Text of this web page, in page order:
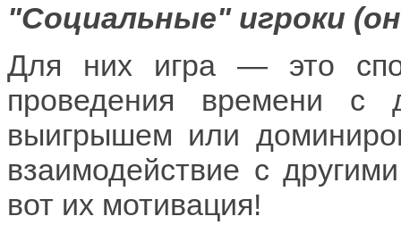
"Социальные" игроки
Для них игра — это
проведения времени с
выигрышем или
взаимодействие с
вот их мотивация!